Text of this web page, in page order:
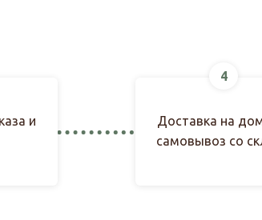
и
4
Доставка на
самовывоз со